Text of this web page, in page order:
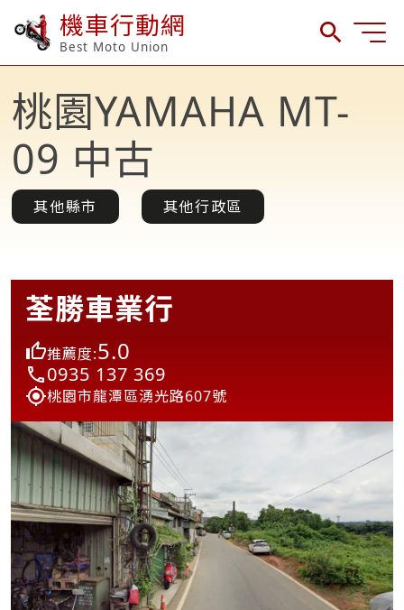
機車行動網
Best Moto Union
桃園YAMAHA MT-
09 中古
其他縣市 其他行政區
荃勝車業行
推薦度:5.0
0935 137 369
桃園市龍潭區湧光路607號